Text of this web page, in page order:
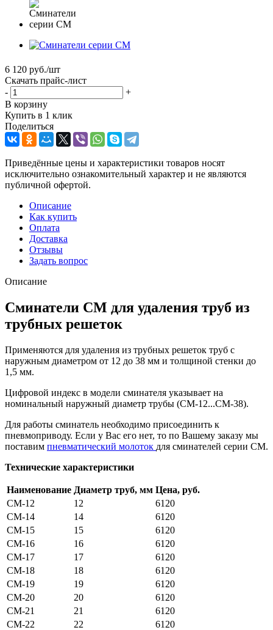
6 120 руб./шт
Скачать прайс-лист
-
+
В корзину
Купить в 1 клик
Поделиться
Приведённые цены и характеристики товаров носят
исключительно ознакомительный характер и не являются
публичной офертой.
Описание
Как купить
Оплата
Доставка
Отзывы
Задать вопрос
Описание
Сминатели СМ для удаления труб из
трубных решеток
Применяются для удаления из трубных решеток труб с
наружным диаметром от 12 до 38 мм и толщиной стенки до
1,5 мм.
Цифровой индекс в модели сминателя указывает на
номинальный наружный диаметр трубы (СМ-12...СМ-38).
Для работы сминатель необходимо присоединить к
пневмоприводу. Если у Вас его нет, то по Вашему заказу мы
поставим пневматический молоток для сминателей серии СМ.
Технические характеристики
Наименование Диаметр труб, мм Цена, руб.
СМ-12
12
6120
СМ-14
14
6120
СМ-15
15
6120
СМ-16
16
6120
СМ-17
17
6120
СМ-18
18
6120
СМ-19
19
6120
СМ-20
20
6120
СМ-21
21
6120
СМ-22
22
6120